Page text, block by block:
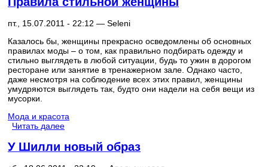
пт., 15.07.2011 - 22:12 — Seleni
Казалось бы, женщины прекрасно осведомлены об основных
правилах моды – о том, как правильно подбирать одежду и
стильно выглядеть в любой ситуации, будь то ужин в дорогом
ресторане или занятие в тренажерном зале. Однако часто,
даже несмотря на соблюдение всех этих правил, женщины
умудряются выглядеть так, будто они надели на себя вещи из
мусорки.
Мода и красота
Читать далее
У Шилли новый образ